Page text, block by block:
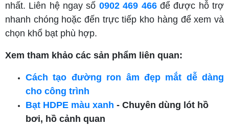
nhất. Liên hệ ngay số 0902 469 466để được hỗ trợ
nhanh chóng hoặc đến trực tiếp kho hàng để xem và
chọn khổ bạt phù hợp.
Xem tham khảo các sản phẩm liên quan:
Cách tạo đường ron âm đẹp mắt dễ dàng
cho công trình
Bạt HDPE màu xanh - Chuyên dùng lót hồ
bơi, hồ cảnh quan